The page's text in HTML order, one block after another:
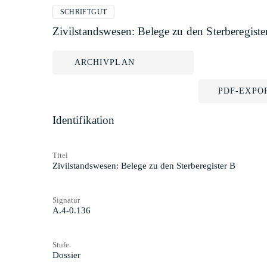
SCHRIFTGUT
Zivilstandswesen: Belege zu den
ARCHIVPLAN
PDF-
Identifikation
Titel
Zivilstandswesen: Belege zu den Sterberegister B
Signatur
A.4-0.136
Stufe
Dossier